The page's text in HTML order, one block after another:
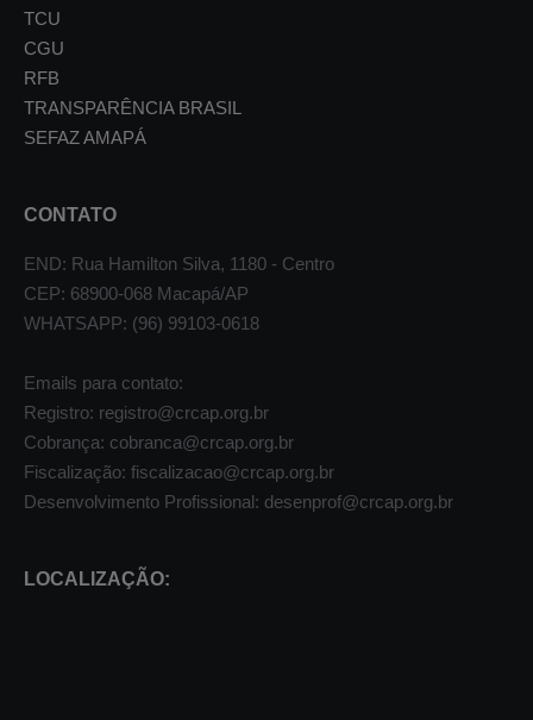
TCU
CGU
RFB
TRANSPARÊNCIA BRASIL
SEFAZ AMAPÁ
CONTATO
END: Rua Hamilton Silva, 1180 - Centro
CEP: 68900-068 Macapá/AP
WHATSAPP: (96) 99103-0618
Emails para contato:
Registro: registro@crcap.org.br
Cobrança: cobranca@crcap.org.br
Fiscalização: fiscalizacao@crcap.org.br
Desenvolvimento Profissional: desenprof@crcap.org.br
LOCALIZAÇÃO: